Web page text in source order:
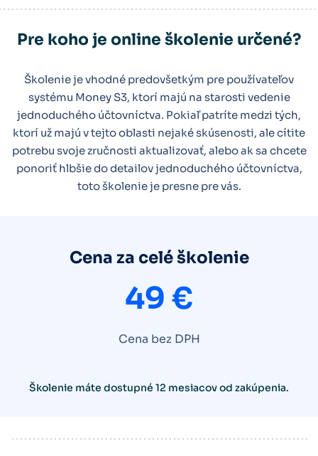
Výkaz účtovnej závierky
Priznanie k dani z príjmov
Pre koho je online školenie určené?
Školenie je vhodné predovšetkým pre používateľov
systému Money S3, ktorí majú na starosti vedenie
jednoduchého účtovníctva. Pokiaľ patríte medzi tých,
ktorí už majú v tejto oblasti nejaké skúsenosti, ale cítite
potrebu svoje zručnosti aktualizovať, alebo ak sa chcete
ponoriť hlbšie do detailov jednoduchého účtovníctva,
toto školenie je presne pre vás.
Cena za celé školenie
49 €
Cena bez DPH
Školenie máte dostupné 12 mesiacov od zakúpenia.